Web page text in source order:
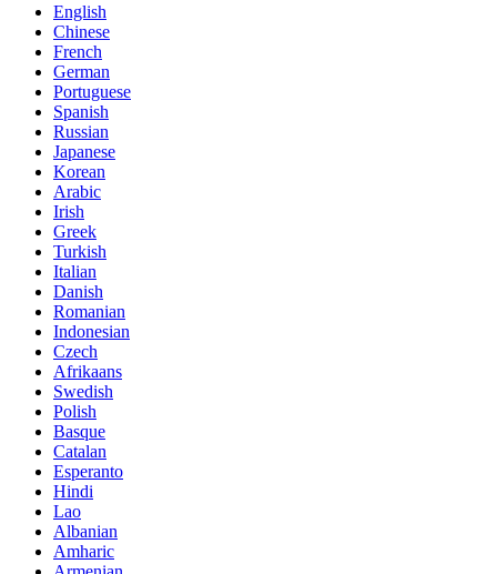
English
Chinese
French
German
Portuguese
Spanish
Russian
Japanese
Korean
Arabic
Irish
Greek
Turkish
Italian
Danish
Romanian
Indonesian
Czech
Afrikaans
Swedish
Polish
Basque
Catalan
Esperanto
Hindi
Lao
Albanian
Amharic